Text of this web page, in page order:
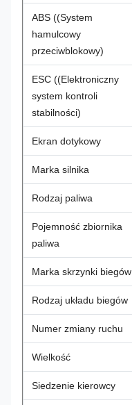
ABS ((System
hamulcowy
przeciwblokowy)
ESC ((Elektroniczny
system kontroli
stabilności)
Ekran dotykowy
Marka silnika
Rodzaj paliwa
Pojemność zbiornika
paliwa
Marka skrzynki biegów
Rodzaj układu biegów
Numer zmiany ruchu
Wielkość
Siedzenie kierowcy